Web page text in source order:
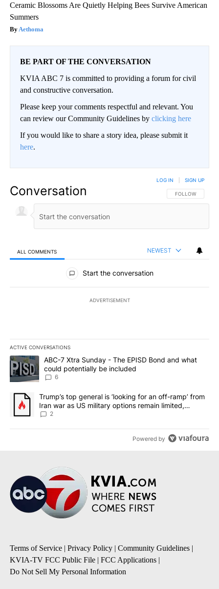
Ceramic Blossoms Are Quietly Helping Bees Survive American
Summers
Aethoma
BE PART OF THE CONVERSATION
KVIA ABC 7 is committed to providing a forum for civil
and constructive conversation.
Please keep your comments respectful and relevant. You
can review our Community Guidelines by clicking here
If you would like to share a story idea, please submit it
here.
Conversation FOLLOW THIS
FOLLOW
LOG IN SIGN UP
ALL COMMENTS NEWEST
All Comments
Start the conversation
ADVERTISEMENT
ACTIVE CONVERSATIONS
The following is a list of the most commented articles in the last
A trending article titled "ABC-7 Xtra Sunday - The EPISD Bond
ABC-7 Xtra Sunday - The EPISD Bond and what
could potentially be included
6
A trending article titled "Trump’s top general is ‘looking for an
Trump’s top general is ‘looking for an off-ramp’ from
Iran war as US military options remain limited,
sources say
2
Powered by
Terms of Service | Privacy Policy | Community Guidelines |
KVIA-TV FCC Public File | FCC Applications |
Do Not Sell My Personal Information